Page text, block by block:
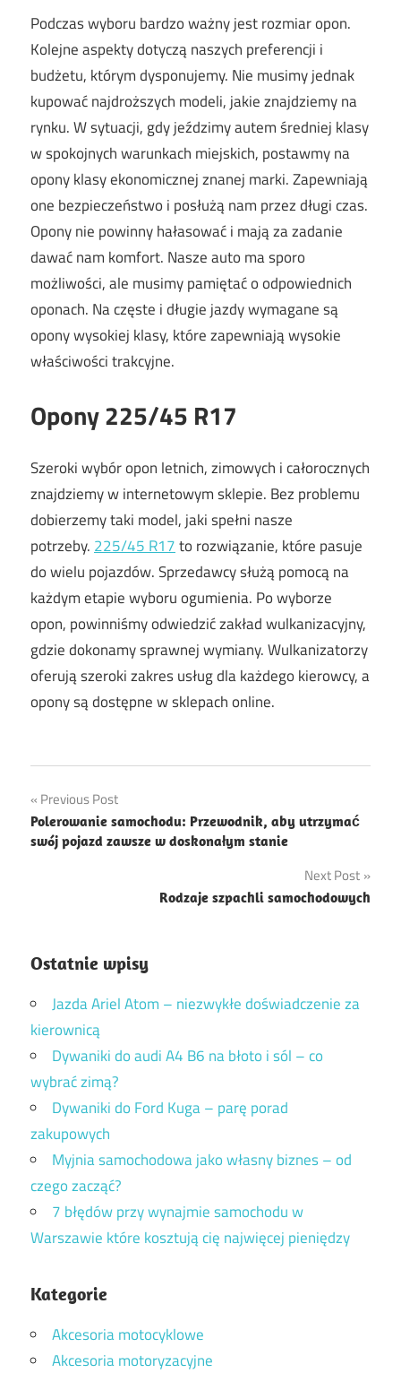
Podczas wyboru bardzo ważny jest rozmiar opon.
Kolejne aspekty dotyczą naszych preferencji i
budżetu, którym dysponujemy. Nie musimy jednak
kupować najdroższych modeli, jakie znajdziemy na
rynku. W sytuacji, gdy jeździmy autem średniej klasy
w spokojnych warunkach miejskich, postawmy na
opony klasy ekonomicznej znanej marki. Zapewniają
one bezpieczeństwo i posłużą nam przez długi czas.
Opony nie powinny hałasować i mają za zadanie
dawać nam komfort. Nasze auto ma sporo
możliwości, ale musimy pamiętać o odpowiednich
oponach. Na częste i długie jazdy wymagane są
opony wysokiej klasy, które zapewniają wysokie
właściwości trakcyjne.
Opony 225/45 R17
Szeroki wybór opon letnich, zimowych i całorocznych
znajdziemy w internetowym sklepie. Bez problemu
dobierzemy taki model, jaki spełni nasze
potrzeby.225/45 R17to rozwiązanie, które pasuje
do wielu pojazdów. Sprzedawcy służą pomocą na
każdym etapie wyboru ogumienia. Po wyborze
opon, powinniśmy odwiedzić zakład wulkanizacyjny,
gdzie dokonamy sprawnej wymiany. Wulkanizatorzy
oferują szeroki zakres usług dla każdego kierowcy, a
opony są dostępne w sklepach online.
Nawigacja
wpisu
Previous Post
Polerowanie samochodu: Przewodnik, aby utrzymać
swój pojazd zawsze w doskonałym stanie
Next Post
Rodzaje szpachli samochodowych
Ostatnie wpisy
Jazda Ariel Atom – niezwykłe doświadczenie za
kierownicą
Dywaniki do audi A4 B6 na błoto i sól – co
wybrać zimą?
Dywaniki do Ford Kuga – parę porad
zakupowych
Myjnia samochodowa jako własny biznes – od
czego zacząć?
7 błędów przy wynajmie samochodu w
Warszawie które kosztują cię najwięcej pieniędzy
Kategorie
Akcesoria motocyklowe
Akcesoria motoryzacyjne